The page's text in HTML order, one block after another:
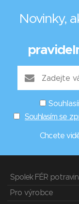
Novinky,
Souhlasím se
Chcete
Spolek FÉR
Pro výrobce